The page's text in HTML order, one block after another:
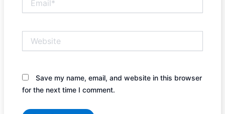
Save my name, email, and website in this browser
for the next time I comment.